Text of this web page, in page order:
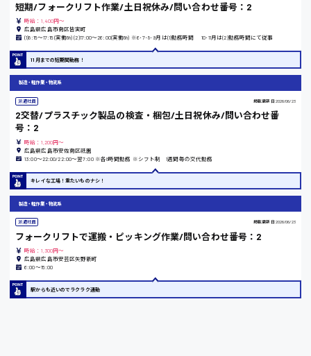
熊本県
東京都
島根県
香川県
時給1200円〜
短期/フォークリフト作業/土日祝休み/問い合わせ番号：2
時給：1,400円～
広島県広島市南区皆実町
(1)8:15〜17:15(実働8h) (2)17:00〜26:00(実働8h) ※6･7･8･9月は(1)勤務時間 10･11月は(2)勤務時間にて従事
11月までの短期間勤務！
製造・軽作業・物流系
派遣社員 掲載更新日 2026/06/23
2交替/プラスチック製品の検査・梱包/土日祝休み/問い合わせ番
号：2
時給：1,200円～
広島県広島市安佐南区祇園
13:00〜22:00/22:00〜翌7:00 ※各8時間勤務 ※シフト制 1週間毎の交代勤務
キレイな工場！重たいものナシ！
製造・軽作業・物流系
派遣社員 掲載更新日 2026/06/23
フォークリフトで運搬・ピッキング作業/問い合わせ番号：2
時給：1,300円～
広島県広島市安芸区矢野新町
6:00〜15:00
駅からも近いのでラクラク通勤